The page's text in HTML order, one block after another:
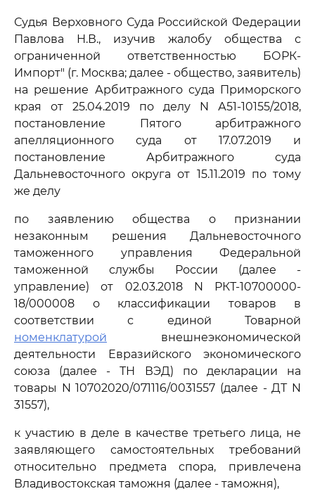
Судья Верховного Суда Российской Федерации
Павлова Н.В., изучив жалобу общества с
ограниченной ответственностью БОРК-
Импорт" (г. Москва; далее - общество, заявитель)
на решение Арбитражного суда Приморского
края от 25.04.2019 по делу N А51-10155/2018,
постановление Пятого арбитражного
апелляционного суда от 17.07.2019 и
постановление Арбитражного суда
Дальневосточного округа от 15.11.2019 по тому
же делу
по заявлению общества о признании
незаконным решения Дальневосточного
таможенного управления Федеральной
таможенной службы России (далее -
управление) от 02.03.2018 N РКТ-10700000-
18/000008 о классификации товаров в
соответствии с единой Товарной
номенклатурой внешнеэкономической
деятельности Евразийского экономического
союза (далее - ТН ВЭД) по декларации на
товары N 10702020/071116/0031557 (далее - ДТ N
31557),
к участию в деле в качестве третьего лица, не
заявляющего самостоятельных требований
относительно предмета спора, привлечена
Владивостокская таможня (далее - таможня),